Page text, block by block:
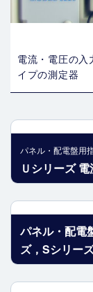
電流・電圧の入
イプの測定器
パネル・配電盤用
Ｕシリーズ
パネル・配電
ズ，Sシリー